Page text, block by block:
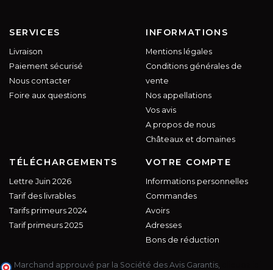
SERVICES
Livraison
Paiement sécurisé
Nous contacter
Foire aux questions
INFORMATIONS
Mentions légales
Conditions générales de
vente
Nos appellations
Vos avis
A propos de nous
Châteaux et domaines
TÉLÉCHARGEMENTS
Lettre Juin 2026
Tarif des livrables
Tarifs primeurs 2024
Tarif primeurs 2025
VOTRE COMPTE
Informations personnelles
Commandes
Avoirs
Adresses
Bons de réduction
Marchand approuvé par la Société des Avis Garantis,